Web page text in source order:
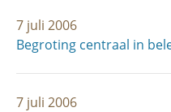
7 juli 2006
Begroting centraal in
7 juli 2006